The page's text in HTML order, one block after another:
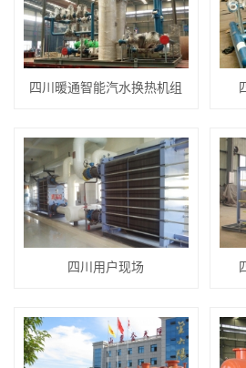
四川暖通智能汽水换热机组
四川用户现场